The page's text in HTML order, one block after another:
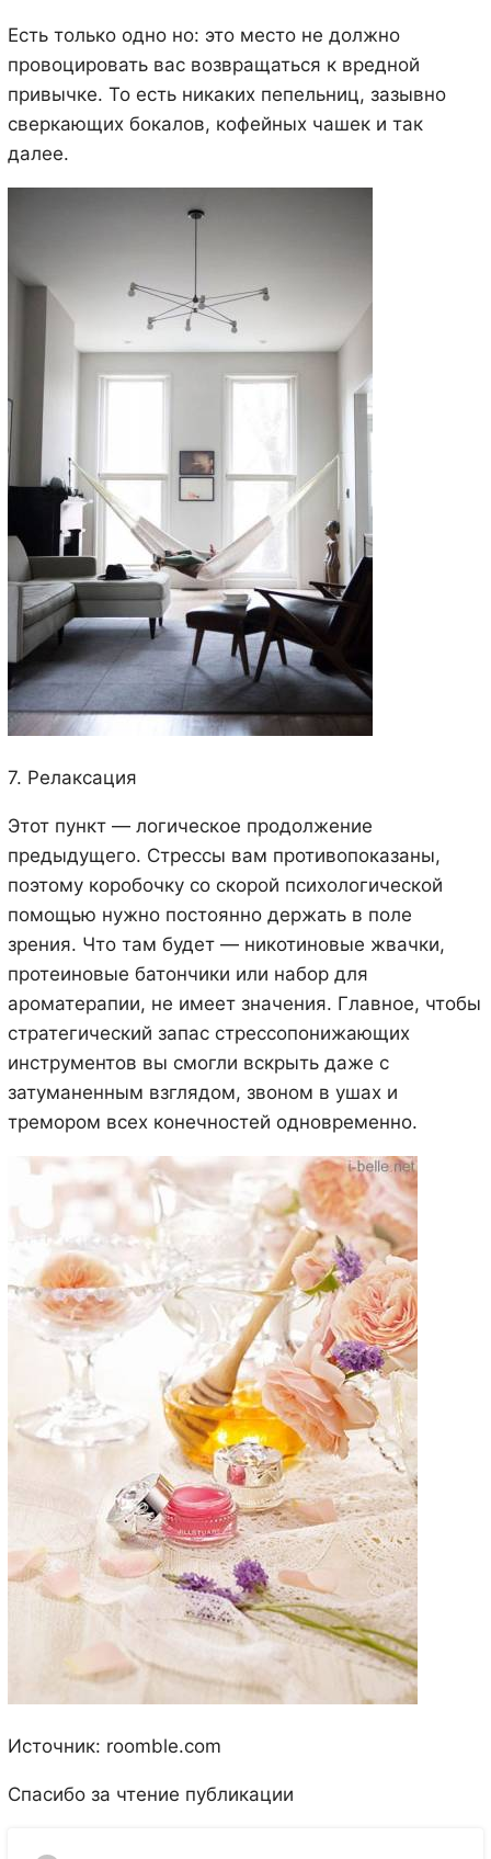
Есть только одно но: это место не должно
провоцировать вас возвращаться к вредной
привычке. То есть никаких пепельниц, зазывно
сверкающих бокалов, кофейных чашек и так
далее.
7. Релаксация
Этот пункт — логическое продолжение
предыдущего. Стрессы вам противопоказаны,
поэтому коробочку со скорой психологической
помощью нужно постоянно держать в поле
зрения. Что там будет — никотиновые жвачки,
протеиновые батончики или набор для
ароматерапии, не имеет значения. Главное, чтобы
стратегический запас стрессопонижающих
инструментов вы смогли вскрыть даже с
затуманенным взглядом, звоном в ушах и
тремором всех конечностей одновременно.
Источник: roomble.com
Спасибо за чтение публикации